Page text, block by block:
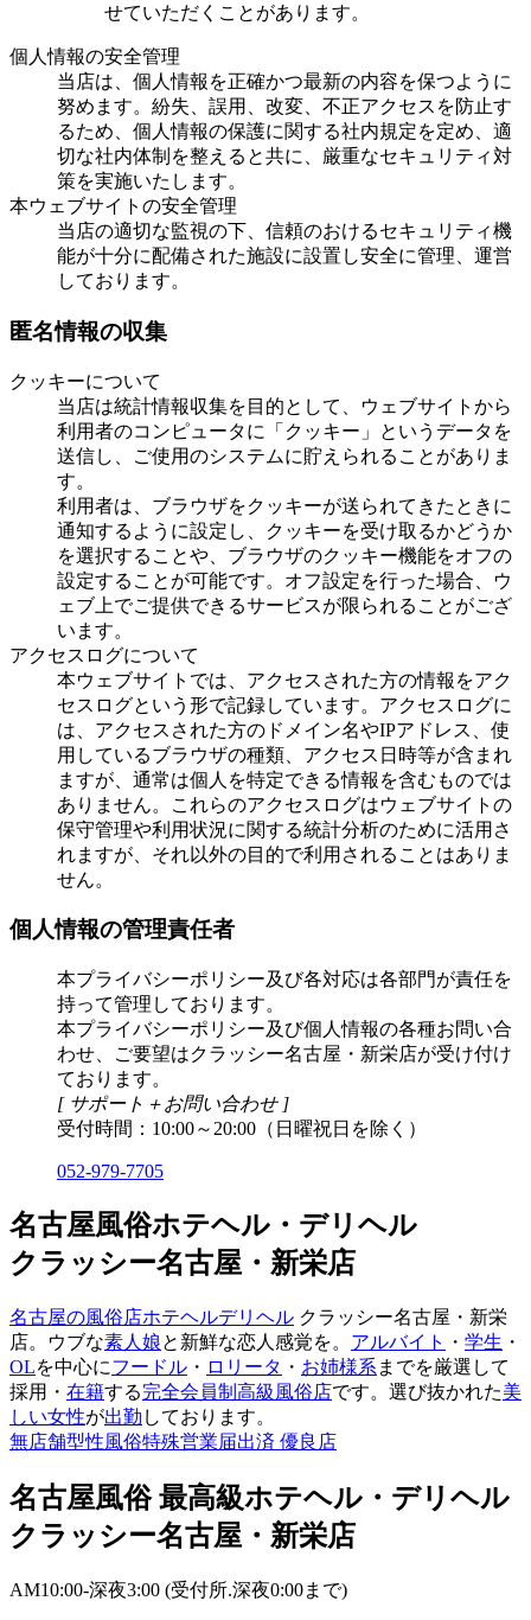
せていただくことがあります。
個人情報の安全管理
当店は、個人情報を正確かつ最新の内容を保つように
努めます。紛失、誤用、改変、不正アクセスを防止す
るため、個人情報の保護に関する社内規定を定め、適
切な社内体制を整えると共に、厳重なセキュリティ対
策を実施いたします。
本ウェブサイトの安全管理
当店の適切な監視の下、信頼のおけるセキュリティ機
能が十分に配備された施設に設置し安全に管理、運営
しております。
匿名情報の収集
クッキーについて
当店は統計情報収集を目的として、ウェブサイトから
利用者のコンピュータに「クッキー」というデータを
送信し、ご使用のシステムに貯えられることがありま
す。
利用者は、ブラウザをクッキーが送られてきたときに
通知するように設定し、クッキーを受け取るかどうか
を選択することや、ブラウザのクッキー機能をオフの
設定することが可能です。オフ設定を行った場合、ウ
ェブ上でご提供できるサービスが限られることがござ
います。
アクセスログについて
本ウェブサイトでは、アクセスされた方の情報をアク
セスログという形で記録しています。アクセスログに
は、アクセスされた方のドメイン名やIPアドレス、使
用しているブラウザの種類、アクセス日時等が含まれ
ますが、通常は個人を特定できる情報を含むものでは
ありません。これらのアクセスログはウェブサイトの
保守管理や利用状況に関する統計分析のために活用さ
れますが、それ以外の目的で利用されることはありま
せん。
個人情報の管理責任者
本プライバシーポリシー及び各対応は各部門が責任を
持って管理しております。
本プライバシーポリシー及び個人情報の各種お問い合
わせ、ご要望はクラッシー名古屋・新栄店が受け付け
ております。
[ サポート＋お問い合わせ ]
受付時間：10:00～20:00（日曜祝日を除く）
052-979-7705
名古屋風俗ホテヘル・デリヘル
クラッシー名古屋・新栄店
名古屋の風俗店ホテヘルデリヘル クラッシー名古屋・新栄
店。ウブな素人娘と新鮮な恋人感覚を。 アルバイト ・ 学生 ・
OLを中心にフードル ・ ロリータ ・ お姉様系 までを厳選して
採用・ 在籍する完全会員制 高級風俗店です。選び抜かれた美
しい女性が出勤 しております。
無店舗型性風俗特殊営業届出済 優良店
名古屋風俗 最高級ホテヘル・デリヘル
クラッシー名古屋・新栄店
AM10:00-深夜3:00 (受付所.深夜0:00まで)